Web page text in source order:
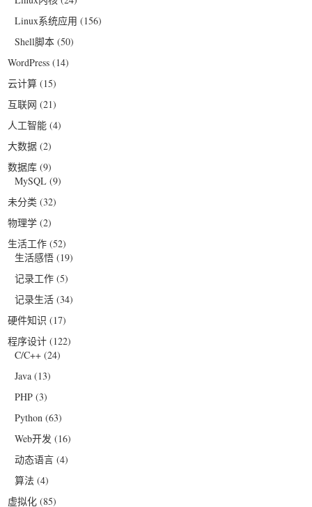
Linux系统应用 (156)
Shell脚本 (50)
WordPress (14)
云计算 (15)
互联网 (21)
人工智能 (4)
大数据 (2)
数据库 (9)
MySQL (9)
未分类 (32)
物理学 (2)
生活工作 (52)
生活感悟 (19)
记录工作 (5)
记录生活 (34)
硬件知识 (17)
程序设计 (122)
C/C++ (24)
Java (13)
PHP (3)
Python (63)
Web开发 (16)
动态语言 (4)
算法 (4)
虚拟化 (85)